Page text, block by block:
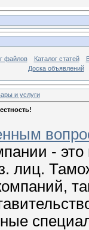
файлов Каталог статей
Доска объявлений
и услуги
- это
лиц.